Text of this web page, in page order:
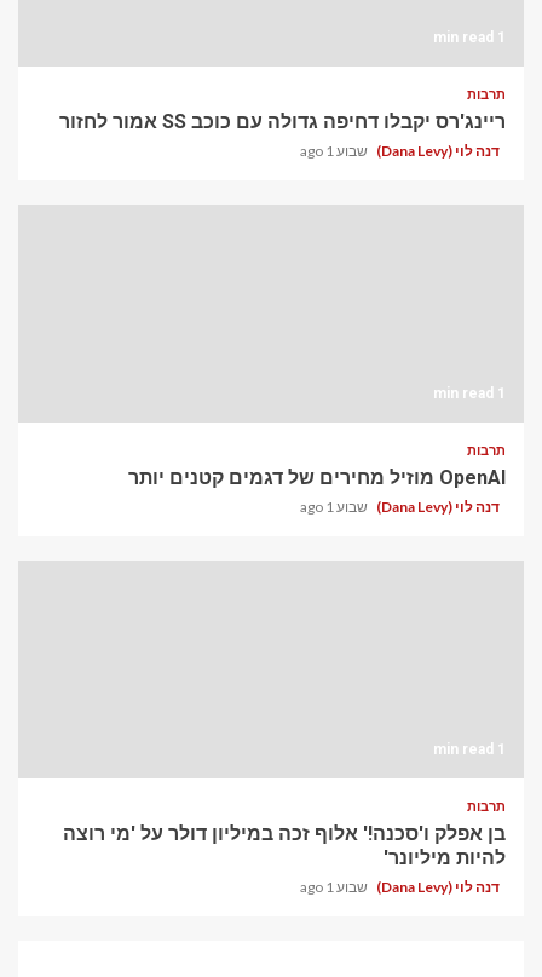
1 min read
תרבות
ריינג'רס יקבלו דחיפה גדולה עם כוכב SS אמור לחזור
דנה לוי (Dana Levy) שבוע 1 ago
1 min read
תרבות
OpenAI מוזיל מחירים של דגמים קטנים יותר
דנה לוי (Dana Levy) שבוע 1 ago
1 min read
תרבות
בן אפלק ו'סכנה!' אלוף זכה במיליון דולר על 'מי רוצה
להיות מיליונר'
דנה לוי (Dana Levy) שבוע 1 ago